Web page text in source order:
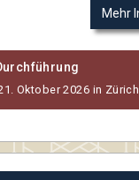
Mehr
Oktober 2026 in